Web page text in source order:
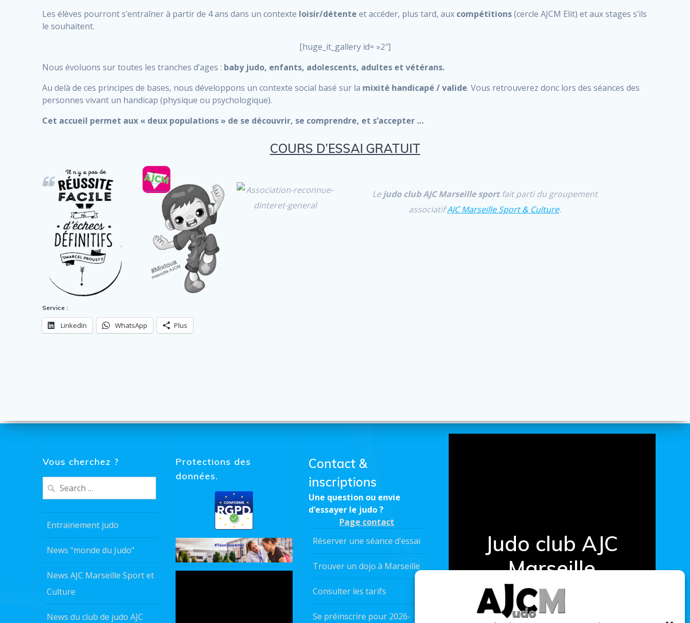
Les élèves pourront s’entraîner à partir de 4 ans dans un contexte loisir/détente et accéder, plus tard, aux compétitions(cercle AJCM Elit) et aux stages s’ils
le souhaitent.
[huge_it_gallery id= »2″]
Nous évoluons sur toutes les tranches d’ages : baby judo, enfants, adolescents, adultes et vétérans.
Au delà de ces principes de bases, nous développons un contexte social basé sur la mixité handicapé / valide. Vous retrouverez donc lors des séances des
personnes vivant un handicap (physique ou psychologique).
Cet accueil permet aux « deux populations » de se découvrir, se comprendre, et s’accepter …
COURS D’ESSAI GRATUIT
Lejudo club AJC Marseille sportfait parti du groupement
associatifAJC Marseille Sport & Culture.
Service :
LinkedIn WhatsApp Plus
Vous cherchez ?
for:
Entrainement judo
News "monde du Judo"
News AJC Marseille Sport et
Culture
News du club de judo AJC
Protections des
données.
Contact &
inscriptions
Une question ou envie
d’essayer le judo ?
Page contact
Réserver une séance d’essai
Trouver un dojo à Marseille
Consulter les tarifs
Se préinscrire pour 2026-
Judo club AJC
Marseille
© 2026 Judo club AJC Marseille spécialisé dans
l'Inclusion des personnes en situation
particulière - Association W133018381 -